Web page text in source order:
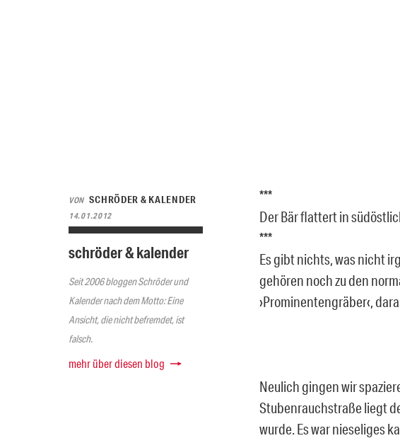
VON SCHRÖDER & KALENDER
14.01.2012
schröder & kalender
Seit 2006 bloggen Schröder und
Kalender nach dem Motto: Eine
Ansicht, die nicht befremdet, ist
falsch.
mehr über diesen blog
***
Der Bär flattert in
***
Es gibt nichts, was nicht
gehören noch zu den
›Prominentengräber‹,
Neulich gingen wir
Stubenrauchstraße liegt
wurde. Es war nieseliges